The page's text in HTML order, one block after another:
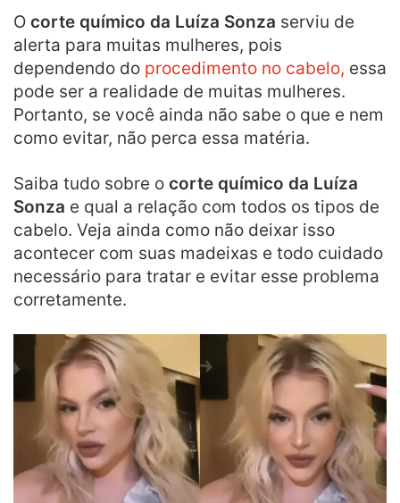
O corte químico da Luíza Sonza serviu de
alerta para muitas mulheres, pois
dependendo do procedimento no cabelo, essa
pode ser a realidade de muitas mulheres.
Portanto, se você ainda não sabe o que e nem
como evitar, não perca essa matéria.
Saiba tudo sobre o corte químico da Luíza
Sonza e qual a relação com todos os tipos de
cabelo. Veja ainda como não deixar isso
acontecer com suas madeixas e todo cuidado
necessário para tratar e evitar esse problema
corretamente.